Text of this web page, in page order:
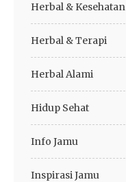
Herbal & Kesehatan
Herbal & Terapi
Herbal Alami
Hidup Sehat
Info Jamu
Inspirasi Jamu